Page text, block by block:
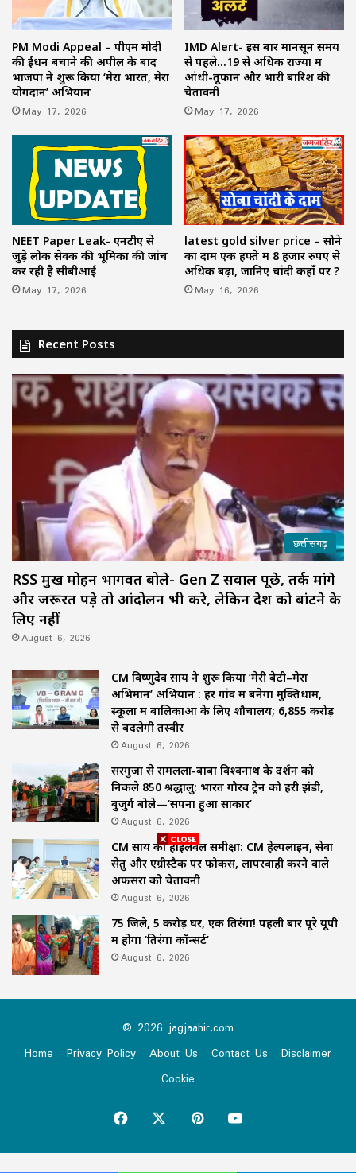
PM Modi Appeal – पीएम मोदी
की ईंधन बचाने की अपील के बाद
भाजपा ने शुरू किया ‘मेरा भारत, मेरा
योगदान’ अभियान
May 17, 2026
IMD Alert- इस बार मानसून समय
से पहले…19 से अधिक राज्यों में
आंधी-तूफान और भारी बारिश की
चेतावनी
May 17, 2026
NEET Paper Leak- एनटीए से
जुड़े लोक सेवक की भूमिका की जांच
कर रही है सीबीआई
May 17, 2026
latest gold silver price – सोने
का दाम एक हफ्ते में 8 हजार रुपए से
अधिक बढ़ा, जानिए चांदी कहाँ पर ?
May 16, 2026
Recent Posts
छत्तीसगढ़
RSS प्रमुख मोहन भागवत बोले- Gen Z सवाल पूछे, तर्क मांगे
और जरूरत पड़े तो आंदोलन भी करे, लेकिन देश को बांटने के
लिए नहीं
August 6, 2026
CM विष्णुदेव साय ने शुरू किया ‘मेरी बेटी–मेरा
अभिमान’ अभियान : हर गांव में बनेगा मुक्तिधाम,
स्कूलों में बालिकाओं के लिए शौचालय; 6,855 करोड़
से बदलेगी तस्वीर
August 6, 2026
सरगुजा से रामलला-बाबा विश्वनाथ के दर्शन को
निकले 850 श्रद्धालु: भारत गौरव ट्रेन को हरी झंडी,
बुजुर्ग बोले—‘सपना हुआ साकार’
August 6, 2026
CM साय की हाईलेवल समीक्षा: CM हेल्पलाइन, सेवा
सेतु और एग्रीस्टैक पर फोकस, लापरवाही करने वाले
अफसरों को चेतावनी
August 6, 2026
75 जिले, 5 करोड़ घर, एक तिरंगा! पहली बार पूरे यूपी
में होगा ‘तिरंगा कॉन्सर्ट’
August 6, 2026
© 2026 jagjaahir.com
Home
Privacy Policy About Us Contact Us
Disclaimer
Cookie
Facebook PinterestYouTube